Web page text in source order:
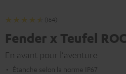
(164)
Fender x Teufel
En avant pour l'aventure
Étanche selon la norme IP67